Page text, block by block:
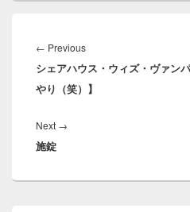
稿
ナ
ビ
ゲ
シ
ョ
← PreviousPrevious
post:
シェアハウス・ウィズ・ヴァン
やり（笑）】
Next →
施錠